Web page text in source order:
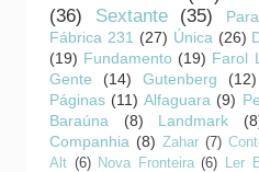
(36)
Sextante (35)
Fábrica 231 (27) Única (26)
(19) Fundamento (19) Farol
Gente
(14) Gutenberg (12)
Páginas (11) Alfaguara (9)
Baraúna
(8) Landmark
Companhia (8) Zahar (7)
Alt (6) Nova Fronteira (6) Ler